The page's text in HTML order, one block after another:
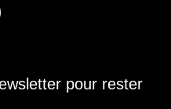
pour rester